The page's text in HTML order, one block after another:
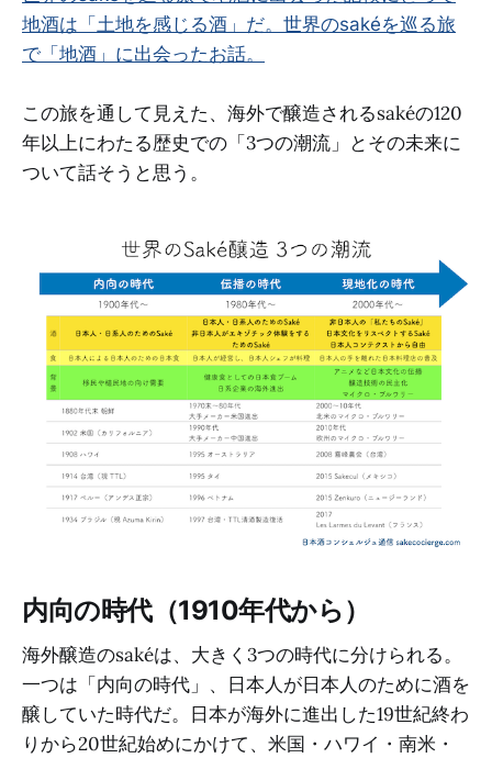
地酒は「土地を感じる酒」だ。世界のsakéを巡る旅
で「地酒」に出会ったお話。
この旅を通して見えた、海外で醸造されるsakéの120
年以上にわたる歴史での「3つの潮流」とその未来に
ついて話そうと思う。
内向の時代（1910年代から）
海外醸造のsakéは、大きく3つの時代に分けられる。
一つは「内向の時代」、日本人が日本人のために酒を
醸していた時代だ。日本が海外に進出した19世紀終わ
りから20世紀始めにかけて、米国・ハワイ・南米・